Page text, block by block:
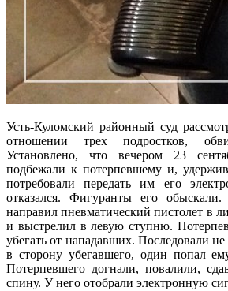
Усть-Куломский районный суд
отношении трех подростков,
Установлено, что вечером 23
подбежали к потерпевшему и,
потребовали передать им его
отказался. Фигуранты его
направил пневматический пистолет в
и выстрелил в левую ступню.
убегать от нападавших. Последовали
в сторону убегавшего, один попал
Потерпевшего догнали, повалили,
спину. У него отобрали электронную